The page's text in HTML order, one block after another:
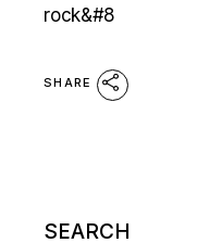
rock&#8
SHARE
Search